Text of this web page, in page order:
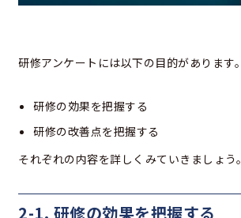
研修アンケートには以下の目的があります。
研修の効果を把握する
研修の改善点を把握する
それぞれの内容を詳しくみていきましょう。
2-1. 研修の効果を把握する